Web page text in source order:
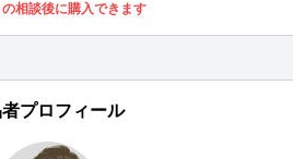
の相談後に購入できます
プロフィール